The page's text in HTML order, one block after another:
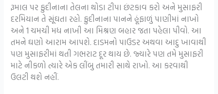
રૂમાલ પર ફુદીનાના તેલના થોડા ટીપા છંટકાવ કરો અને મુસાફરી
દરમિયાન તે સૂંઘતા રહો. ફુદીનાના પાનને હૂંફાળું પાણીમાં નાખો
અને 1 ચમચી મધ નાખી આ મિશ્રણ બહાર જતા પહેલા પીવો. આ
તમને ઘણો આરામ આપશે. દાડમનો પાઉડર અથવા આદુ ખાવાથી
પણ મુસાફરીમાં થતી ગભરાટ દૂર થાય છે. જ્યારે પણ તમે મુસાફરી
માટે નીકળો ત્યારે એક લીંબુ તમારી સાથે રાખો. આ કરવાથી
ઉલટી થશે નહીં.